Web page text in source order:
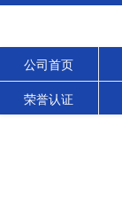
公司首页
荣誉认证